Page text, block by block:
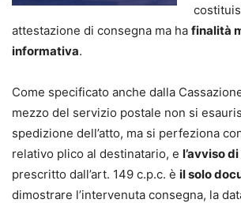
attestazione di consegna ma ha finalità
informativa.
Come specificato anche dalla
mezzo del servizio postale non si
spedizione dell’atto, ma si perfeziona
relativo plico al destinatario, e l’avviso
prescritto dall’art. 149 c.p.c. è il solo
dimostrare l’intervenuta consegna, la